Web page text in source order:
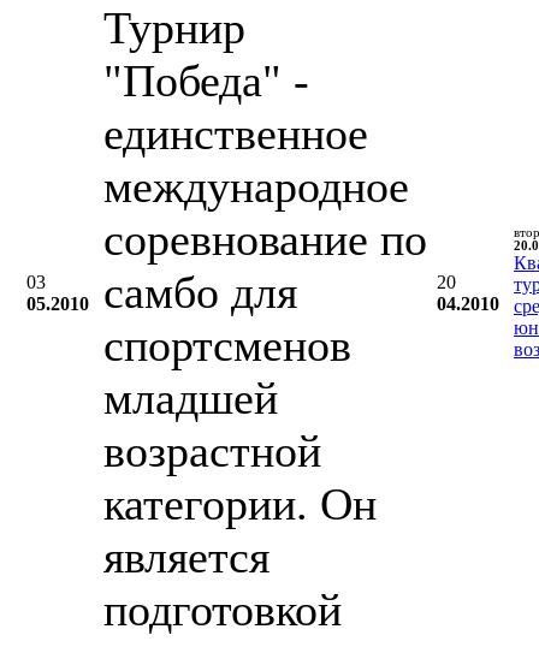
03
05.2010
Турнир
"Победа" -
единственное
международное
соревнование по
самбо для
спортсменов
младшей
возрастной
категории. Он
является
подготовкой
20
04.2010